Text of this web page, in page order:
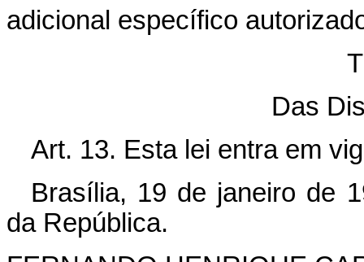
adicional específico
Das
Art. 13. Esta lei entra em
Brasília, 19 de janeiro de
da República.